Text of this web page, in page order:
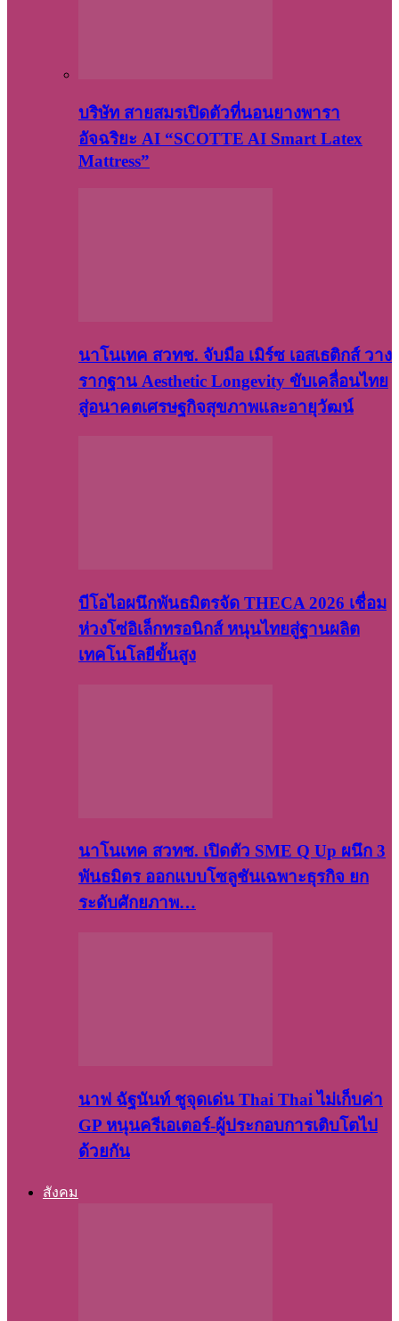
บริษัท สายสมรเปิดตัวที่นอนยางพารา
อัจฉริยะ AI “SCOTTE AI Smart Latex
Mattress”
นาโนเทค สวทช. จับมือ เมิร์ซ เอสเธติกส์ วาง
รากฐาน Aesthetic Longevity ขับเคลื่อนไทย
สู่อนาคตเศรษฐกิจสุขภาพและอายุวัฒน์
บีโอไอผนึกพันธมิตรจัด THECA 2026 เชื่อม
ห่วงโซ่อิเล็กทรอนิกส์ หนุนไทยสู่ฐานผลิต
เทคโนโลยีขั้นสูง
นาโนเทค สวทช. เปิดตัว SME Q Up ผนึก 3
พันธมิตร ออกแบบโซลูชันเฉพาะธุรกิจ ยก
ระดับศักยภาพ…
นาฟ ฉัฐนันท์ ชูจุดเด่น Thai Thai ไม่เก็บค่า
GP หนุนครีเอเตอร์-ผู้ประกอบการเติบโตไป
ด้วยกัน
สังคม